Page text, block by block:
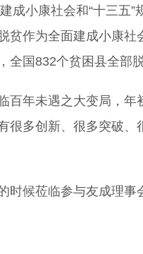
成小康社会和“十三五
贫作为全面建成小康
国832个贫困县全部脱
年未遇之大变局，
多创新、很多突破
候莅临参与友成理事